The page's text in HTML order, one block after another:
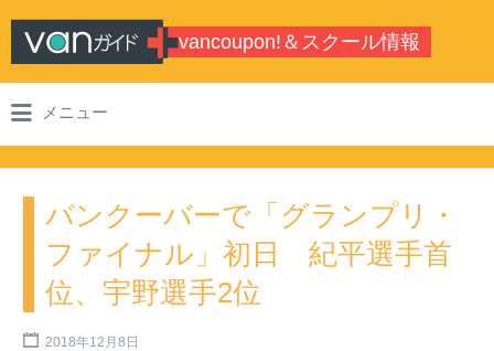
vancoupon!＆スクール情報
バンクーバーのシティガイド・学校情
報
メニュー
バンクーバーで「グランプリ・
ファイナル」初日 紀平選手首
位、宇野選手2位
2018年12月8日